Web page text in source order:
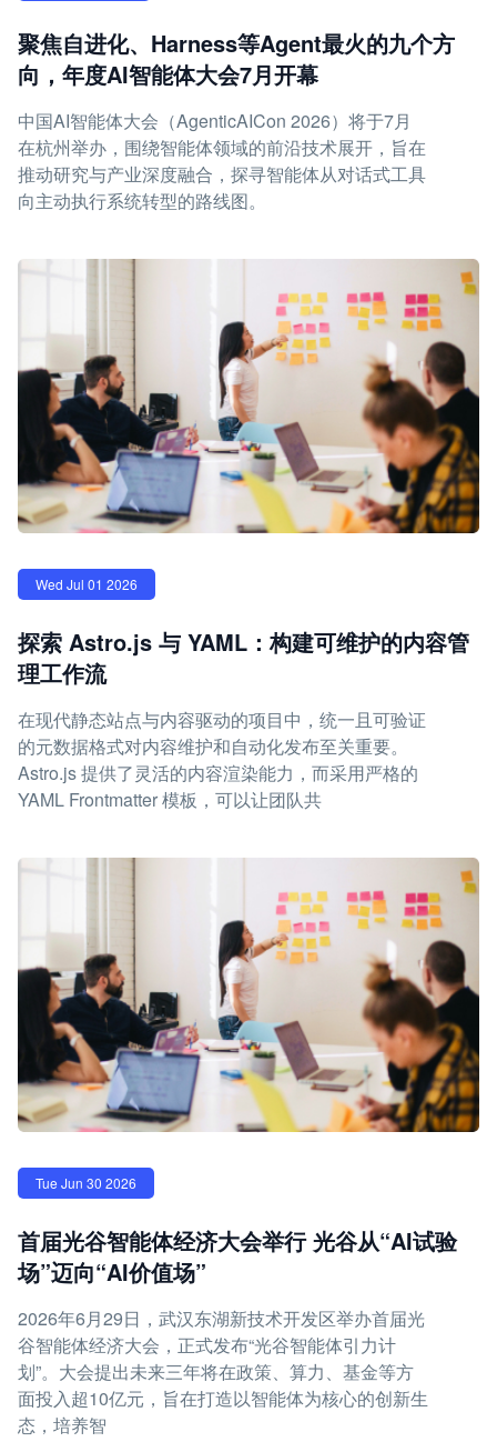
聚焦自进化、Harness等Agent最火的九个方
向，年度AI智能体大会7月开幕
中国AI智能体大会（AgenticAICon 2026）将于7月
在杭州举办，围绕智能体领域的前沿技术展开，旨在
推动研究与产业深度融合，探寻智能体从对话式工具
向主动执行系统转型的路线图。
Wed Jul 01 2026
探索 Astro.js 与 YAML：构建可维护的内容管
理工作流
在现代静态站点与内容驱动的项目中，统一且可验证
的元数据格式对内容维护和自动化发布至关重要。
Astro.js 提供了灵活的内容渲染能力，而采用严格的
YAML Frontmatter 模板，可以让团队共
Tue Jun 30 2026
首届光谷智能体经济大会举行 光谷从“AI试验
场”迈向“AI价值场”
2026年6月29日，武汉东湖新技术开发区举办首届光
谷智能体经济大会，正式发布“光谷智能体引力计
划”。大会提出未来三年将在政策、算力、基金等方
面投入超10亿元，旨在打造以智能体为核心的创新生
态，培养智